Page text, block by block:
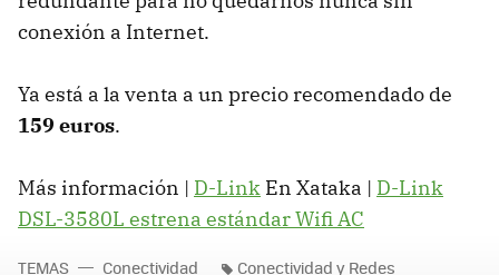
conexión a Internet.
Ya está a la venta a un precio recomendado de
159 euros.
Más información | D-Link En Xataka | D-Link
DSL-3580L estrena estándar Wifi AC
TEMAS Conectividad Conectividad y Redes